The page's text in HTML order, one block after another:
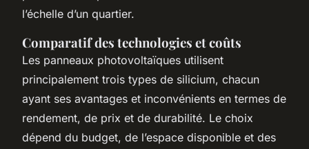
l’échelle d’un quartier.
Comparatif des technologies et coûts
Les panneaux photovoltaïques utilisent
principalement trois types de silicium, chacun
ayant ses avantages et inconvénients en termes de
rendement, de prix et de durabilité. Le choix
dépend du budget, de l’espace disponible et des